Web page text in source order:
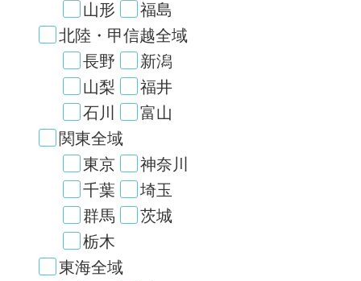
山形
福島
北陸・甲信越全域
長野
新潟
山梨
福井
石川
富山
関東全域
東京
神奈川
千葉
埼玉
群馬
茨城
栃木
東海全域